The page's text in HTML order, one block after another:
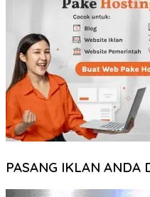
PASANG IKLAN ANDA